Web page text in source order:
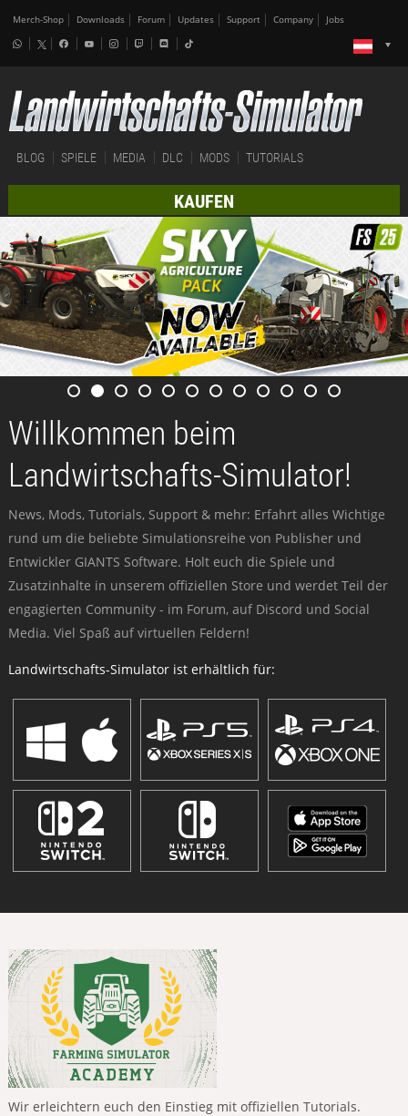
Merch-Shop Downloads Forum Updates Support Company Jobs
BLOG SPIELE MEDIA DLC MODS TUTORIALS
KAUFEN
Willkommen beim
Landwirtschafts-Simulator!
News, Mods, Tutorials, Support & mehr: Erfahrt alles Wichtige
rund um die beliebte Simulationsreihe von Publisher und
Entwickler GIANTS Software. Holt euch die Spiele und
Zusatzinhalte in unserem offiziellen Store und werdet Teil der
engagierten Community - im Forum, auf Discord und Social
Media. Viel Spaß auf virtuellen Feldern!
Landwirtschafts-Simulator ist erhältlich für:
Wir erleichtern euch den Einstieg mit offiziellen Tutorials.